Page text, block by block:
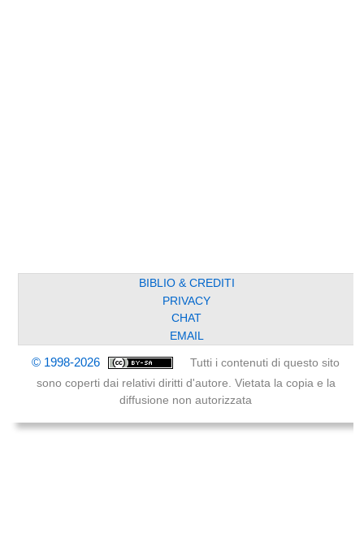
BIBLIO & CREDITI
PRIVACY
CHAT
EMAIL
© 1998-2026
Tutti i contenuti di questo sito
sono coperti dai relativi diritti d'autore. Vietata la copia e la
diffusione non autorizzata